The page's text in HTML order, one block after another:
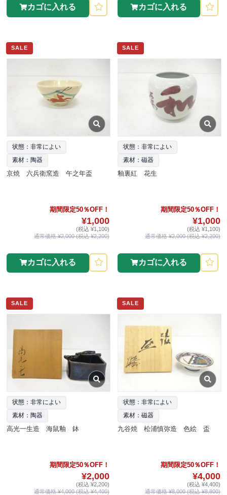
カゴに入れる カゴに入れる
SALE
状態：非常によい
素材：陶器
京焼 六兵衛窯造 午之年盃
期間限定50％OFF！
¥1,000
(税込 ¥1,100)
通常価格 ¥2,000 (税込 ¥2,200)
カゴに入れる
SALE
状態：非常によい
素材：磁器
釉裏紅 花生
期間限定50％OFF！
¥1,000
(税込 ¥1,100)
通常価格 ¥2,000 (税込 ¥2,200)
カゴに入れる
SALE
状態：非常によい
素材：陶器
高光一生造 海鼠釉 鉢
期間限定50％OFF！
¥2,000
(税込 ¥2,200)
通常価格 ¥4,000 (税込 ¥4,400)
SALE
状態：非常によい
素材：磁器
九谷焼 松浦慎弥造 色絵 盃
期間限定50％OFF！
¥4,000
(税込 ¥4,400)
通常価格 ¥8,000 (税込 ¥8,800)